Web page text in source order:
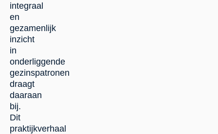
integraal
en
gezamenlijk
inzicht
in
onderliggende
gezinspatronen
draagt
daaraan
bij.
Dit
praktijkverhaal